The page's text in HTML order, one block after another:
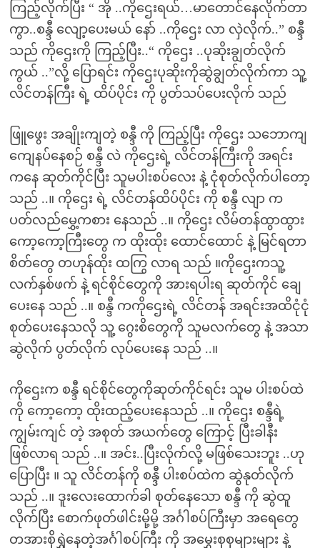
ကြည့်လိုက်ပြီး “ အို ..ကိုဌေးရယ်…မာတောင်နေလိုက်တာ
ကွာ..စန္ဒီ လျော့ပေးမယ် နော် ..ကိုဌေး လာ လှဲလိုက်..” စန္ဒီ
သည် ကိုဌေးကို ကြည့်ပြီး..“ ကိုဌေး ..ပုဆိုးချွတ်လိုက်
ကွယ် ..”လို့ ပြောရင်း ကိုဌေးပုဆိုးကိုဆွဲချွတ်လိုက်ကာ သူ့
လိင်တန်ကြီး ရဲ့ ထိပ်ပိုင်း ကို ပွတ်သပ်ပေးလိုက် သည်
ဖြူဖွေး အချိုးကျတဲ့ စန္ဒီ ကို ကြည့်ပြီး ကိုဌေး သဘောကျ
ကျေနပ်နေစဉ် စန္ဒီ လဲ ကိုဌေးရဲ့ လိင်တန်ကြီးကို အရင်း
ကနေ ဆုတ်ကိုင်ပြီး သူမပါးစပ်လေး နဲ့ ငုံစုတ်လိုက်ပါတော့
သည် ..။ ကိုဌေး ရဲ့ လိင်တန်ထိပ်ပိုင်း ကို စန္ဒီ လျာ က
ပတ်လည်မွှေ့ကစား နေသည် ..။ ကိုဌေး လိမ်တန်ထွာထွား
ကော့ကော့ကြီးတွေ က ထိုးထိုး ထောင်ထောင် နဲ့ မြင်ရတာ
စိတ်တွေ တဟုန်ထိုး ထကြွ လာရ သည် ။ကိုဌေးကသူ့
လက်နှစ်ဖက် နဲ့ ရင်စိုင်တွေကို အားရပါးရ ဆုတ်ကိုင် ချေ
ပေးနေ သည် ..။ စန္ဒီ ကကိုဌေးရဲ့ လိင်တန် အရင်းအထိငုံငုံ
စုတ်ပေးနေသလို သူ့ ဂွေးစိတွေကို သူမလက်တွေ နဲ့ အသာ
ဆွဲလိုက် ပွတ်လိုက် လုပ်ပေးနေ သည် ..။
ကိုဌေးက စန္ဒီ ရင်စိုင်တွေကိုဆုတ်ကိုင်ရင်း သူမ ပါးစပ်ထဲ
ကို ကော့ကော့ ထိုးထည့်ပေးနေသည် ..။ ကိုဌေး စန္ဒီရဲ့
ကျွမ်းကျင် တဲ့ အစုတ် အယက်တွေ ကြောင့် ပြီးခါနီး
ဖြစ်လာရ သည် ..။ အင်း..ပြီးလိုက်လို့ မဖြစ်သေးဘူး ..ဟု
ပြောပြီး ။ သူ လိင်တန်ကို စန္ဒီ ပါးစပ်ထဲက ဆွဲနုတ်လိုက်
သည် ..။ ဒူးလေးထောက်ခါ စုတ်နေသော စန္ဒီ ကို ဆွဲထူ
လိုက်ပြီး စောက်ဖုတ်ဖါင်းမို့မို့ အင်္ဂါစပ်ကြီးမှာ အရေတွေ
တအားစိုရွှဲနေတဲ့အင်္ဂါစပ်ကြီး ကို အမွှေးစုစုများများ နဲ့